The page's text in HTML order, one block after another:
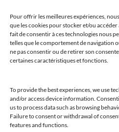
Pour offrir les meilleures expériences,
que les cookies pour stocker et/ou
fait de consentir à ces technologies nous
telles que le comportement de navigation
ne pas consentir ou de retirer son
certaines caractéristiques et fonctions.
To provide the best experiences, we use
and/or access device information.
us to process data such as browsing
Failure to consent or withdrawal of
features and functions.